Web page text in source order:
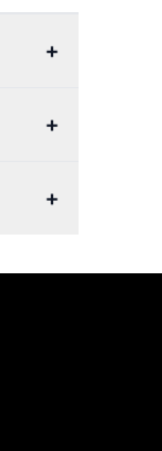
+
+
+